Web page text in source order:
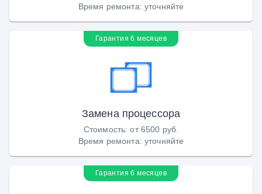
Время ремонта: уточняйте
Гарантия 6 месяцев
Замена процессора
Стоимость:от 6500 руб.
Время ремонта: уточняйте
Гарантия 6 месяцев